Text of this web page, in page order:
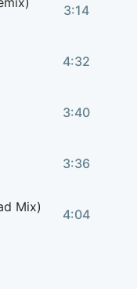
3:14
4:32
3:40
3:36
Mix) 4:04